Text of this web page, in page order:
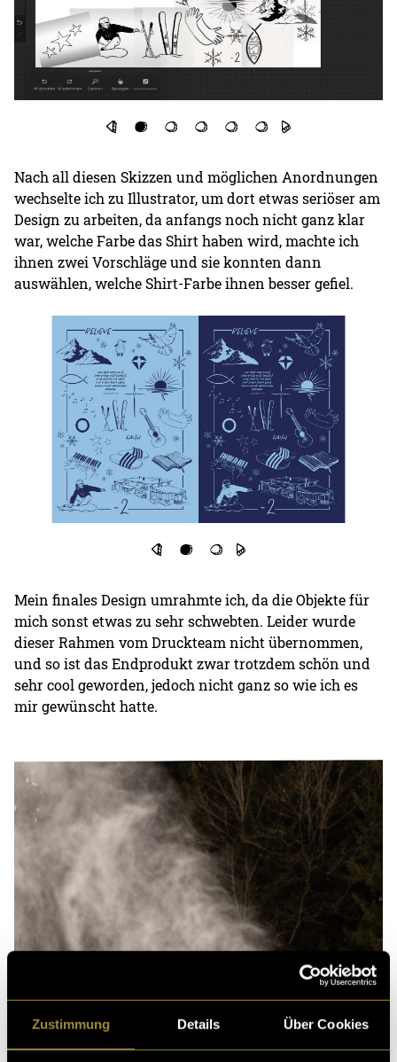
Zustimmung Details Über Cookies
Nach all diesen Skizzen und möglichen Anordnungen
wechselte ich zu Illustrator, um dort etwas seriöser am
Design zu arbeiten, da anfangs noch nicht ganz klar
war, welche Farbe das Shirt haben wird, machte ich
ihnen zwei Vorschläge und sie konnten dann
auswählen, welche Shirt-Farbe ihnen besser gefiel.
Mein finales Design umrahmte ich, da die Objekte für
mich sonst etwas zu sehr schwebten. Leider wurde
dieser Rahmen vom Druckteam nicht übernommen,
und so ist das Endprodukt zwar trotzdem schön und
sehr cool geworden, jedoch nicht ganz so wie ich es
mir gewünscht hatte.